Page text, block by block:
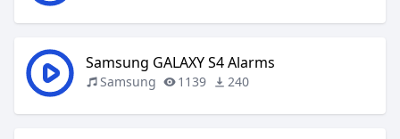
Samsung GALAXY S4 Alarms
Samsung 1139 240